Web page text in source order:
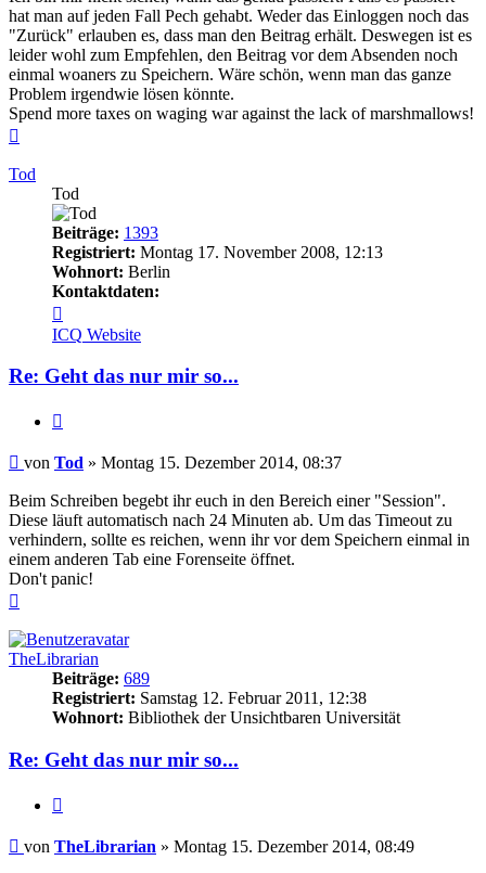
hat man auf jeden Fall Pech gehabt. Weder das Einloggen noch das
"Zurück" erlauben es, dass man den Beitrag erhält. Deswegen ist es
leider wohl zum Empfehlen, den Beitrag vor dem Absenden noch
einmal woaners zu Speichern. Wäre schön, wenn man das ganze
Problem irgendwie lösen könnte.
Spend more taxes on waging war against the lack of marshmallows!
Tod
Tod
Beiträge: 1393
Registriert: Montag 17. November 2008, 12:13
Wohnort: Berlin
Kontaktdaten:
von
Tod
ICQ Website
Re: Geht das nur mir so...
Beitrag
von Tod » Montag 15. Dezember 2014, 08:37
Beim Schreiben begebt ihr euch in den Bereich einer "Session".
Diese läuft automatisch nach 24 Minuten ab. Um das Timeout zu
verhindern, sollte es reichen, wenn ihr vor dem Speichern einmal in
einem anderen Tab eine Forenseite öffnet.
Don't panic!
TheLibrarian
Beiträge: 689
Registriert: Samstag 12. Februar 2011, 12:38
Wohnort: Bibliothek der Unsichtbaren Universität
Re: Geht das nur mir so...
Beitrag
von TheLibrarian » Montag 15. Dezember 2014, 08:49